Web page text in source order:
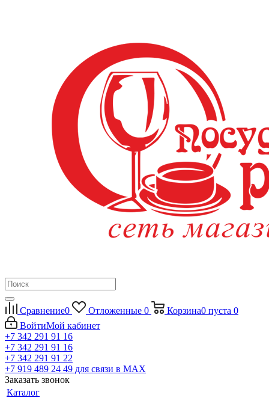
Сравнение0 Отложенные 0 Корзина0 пуста 0
ВойтиМой кабинет
+7 342 291 91 16
+7 342 291 91 16
+7 342 291 91 22
+7 919 489 24 49 для связи в МАХ
Заказать звонок
Каталог